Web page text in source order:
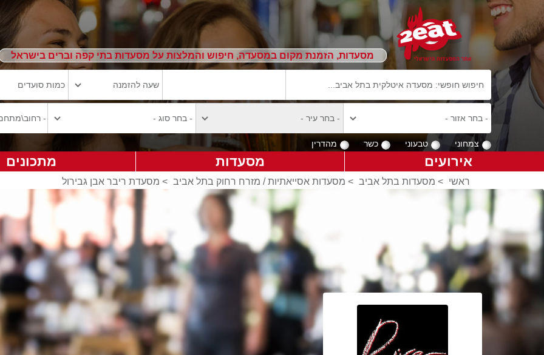
מסעדות, הזמנת מקום במסעדה, חיפוש והמלצות על מסעדות בתי קפה וברים בישראל
צמחוני טבעוני כשר מהדרין
אירועים מסעדות מתכונים
ראשי > מסעדות בתל אביב > מסעדות אסייאתיות / מזרח רחוק בתל אביב > מסעדת ריבר אבן גבירול